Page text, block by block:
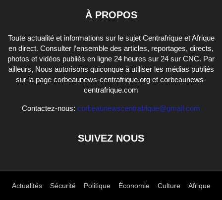
À PROPOS
Toute actualité et informations sur le sujet Centrafrique et Afrique
en direct. Consulter l’ensemble des articles, reportages, directs,
photos et vidéos publiés en ligne 24 heures sur 24 sur CNC. Par
ailleurs, Nous autorisons quiconque à utiliser les médias publiés
sur la page corbeaunews-centrafrique.org et corbeaunews-
centrafrique.com
Contactez-nous: corbeaunewscentrafrique@gmail.com
SUIVEZ NOUS
Actualités Sécurité Politique Économie Culture Afrique